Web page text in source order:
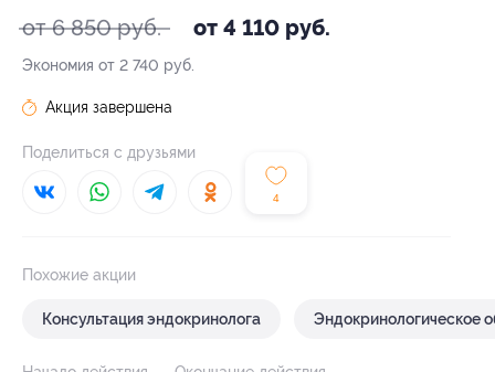
от 6 850 руб. от 4 110 руб.
Экономия от 2 740 руб.
4
Акция завершена
Поделиться с друзьями
Похожие акции
Консультация эндокринолога Эндокринологическое